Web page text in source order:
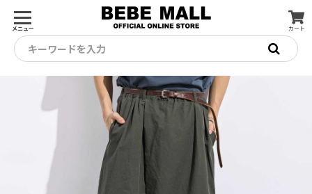
メニュー カート
キーワードを入力